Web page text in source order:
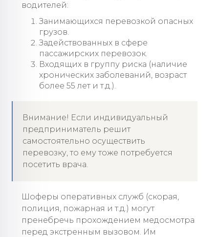
водителей:
Занимающихся перевозкой опасных
грузов.
Задействованных в сфере
пассажирских перевозок.
Входящих в группу риска (наличие
хронических заболеваний, возраст
более 55 лет и т.д.).
Внимание! Если индивидуальный
предприниматель решит
самостоятельно осуществить
перевозку, то ему тоже потребуется
посетить врача.
Шоферы оперативных служб (скорая,
полиция, пожарная и т.д.) могут
пренебречь прохождением медосмотра
перед экстренным вызовом. Им